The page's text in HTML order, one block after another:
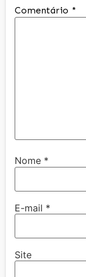
Comentário *
Nome *
E-mail *
Site